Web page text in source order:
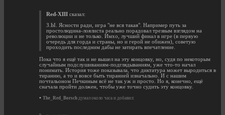
Red-XIII сказал:
З.Ы. Ясности ради, игра "не вся такая". Например путь за
простолюдина-лоялиста реально порадовал трезвым взглядом на
революции и не только. Имхо, лучший финал в игре (в первую
очередь для горда и страны, но и герой не обижен), советую
проходить последним дабы не затирать впечатление.
Пока что я ещё так и не вышел на эту концовку, но, судя по некоторым
случайным подслушиваниям-подглядываниям, уже что-то начал
понимать. История тоже показывала, что диктатура может выродиться в
тиранию, а то и вовсе быть тиранией изначально. И с нашим
почтальоном Печкиным всё не так уж и просто. Но я, конечно, ещё
сначала пройти должен, чтобы уже точно судить эту концовку.
• The_Red_Borsch думал около часа и добавил: